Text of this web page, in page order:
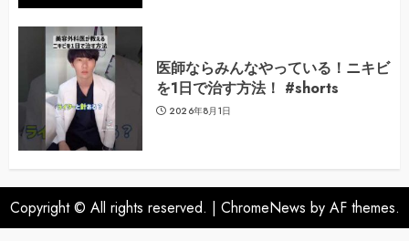
医師ならみんなやっている！ニキビ
を1日で治す方法！ #shorts
2026年8月1日
Copyright © All rights reserved. | ChromeNews by AF themes.